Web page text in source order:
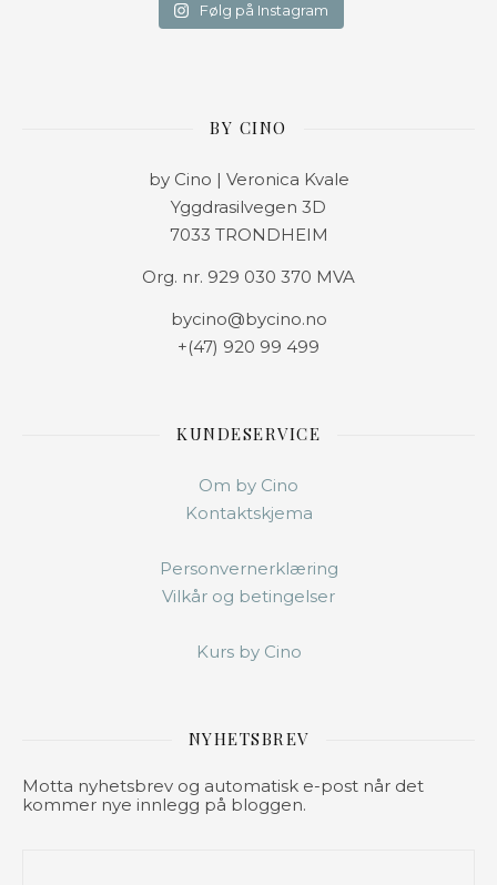
Følg på Instagram
BY CINO
by Cino | Veronica Kvale
Yggdrasilvegen 3D
7033 TRONDHEIM
Org. nr. 929 030 370 MVA
bycino@bycino.no
+(47) 920 99 499
KUNDESERVICE
Om by Cino
Kontaktskjema
Personvernerklæring
Vilkår og betingelser
Kurs by Cino
NYHETSBREV
Motta nyhetsbrev og automatisk e-post når det
kommer nye innlegg på bloggen.